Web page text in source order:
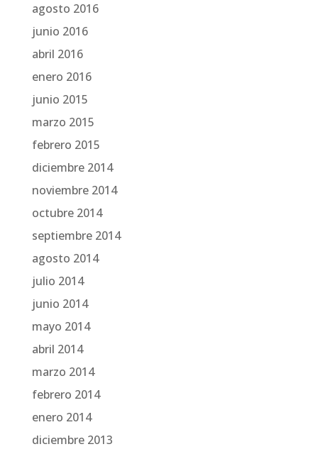
agosto 2016
junio 2016
abril 2016
enero 2016
junio 2015
marzo 2015
febrero 2015
diciembre 2014
noviembre 2014
octubre 2014
septiembre 2014
agosto 2014
julio 2014
junio 2014
mayo 2014
abril 2014
marzo 2014
febrero 2014
enero 2014
diciembre 2013